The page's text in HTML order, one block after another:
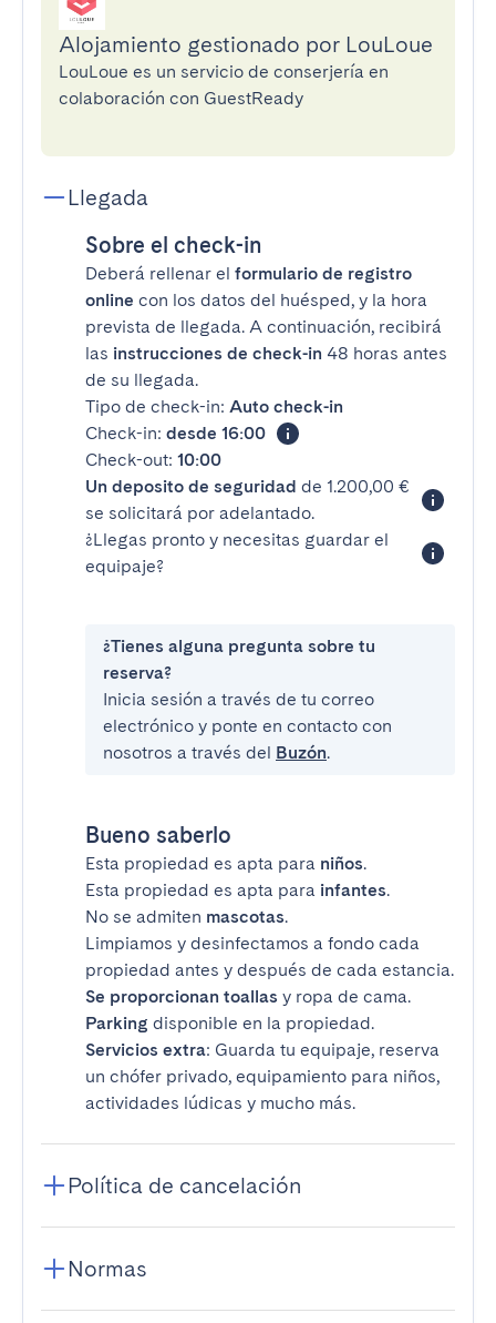
Alojamiento gestionado por LouLoue
LouLoue es un servicio de conserjería en
colaboración con GuestReady
Llegada
Sobre el check-in
Deberá rellenar el formulario de registro
online con los datos del huésped, y la hora
prevista de llegada. A continuación, recibirá
las instrucciones de check-in 48 horas antes
de su llegada.
Tipo de check-in: Auto check-in
Check-in: desde 16:00
Check-out: 10:00
Un deposito de seguridad de 1.200,00 €
se solicitará por adelantado.
¿Llegas pronto y necesitas guardar el
equipaje?
¿Tienes alguna pregunta sobre tu
reserva?
Inicia sesión a través de tu correo
electrónico y ponte en contacto con
nosotros a través del Buzón.
Bueno saberlo
Esta propiedad es apta para niños.
Esta propiedad es apta para infantes.
No se admiten mascotas.
Limpiamos y desinfectamos a fondo cada
propiedad antes y después de cada estancia.
Se proporcionan toallas y ropa de cama.
Parking disponible en la propiedad.
Servicios extra: Guarda tu equipaje, reserva
un chófer privado, equipamiento para niños,
actividades lúdicas y mucho más.
Política de cancelación
Normas